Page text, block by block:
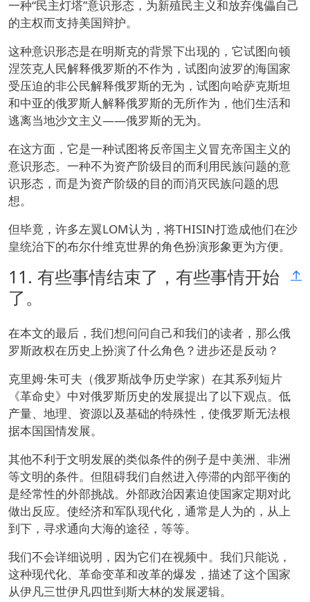
一种“民主灯塔”意识形态，为新殖民主义和放弃傀儡自己
的主权而支持美国辩护。
这种意识形态是在明斯克的背景下出现的，它试图向顿
涅茨克人民解释俄罗斯的不作为，试图向波罗的海国家
受压迫的非公民解释俄罗斯的无为，试图向哈萨克斯坦
和中亚的俄罗斯人解释俄罗斯的无所作为，他们生活和
逃离当地沙文主义——俄罗斯的无为。
在这方面，它是一种试图将反帝国主义冒充帝国主义的
意识形态。一种不为资产阶级目的而利用民族问题的意
识形态，而是为资产阶级的目的而消灭民族问题的思
想。
但毕竟，许多左翼LOM认为，将THISIN打造成他们在沙
皇统治下的布尔什维克世界的角色扮演形象更为方便。
↑
11. 有些事情结束了，有些事情开始
了。
在本文的最后，我们想问问自己和我们的读者，那么俄
罗斯政权在历史上扮演了什么角色？进步还是反动？
克里姆·朱可夫（俄罗斯战争历史学家）在其系列短片
《革命史》中对俄罗斯历史的发展提出了以下观点。低
产量、地理、资源以及基础的特殊性，使俄罗斯无法根
据本国国情发展。
其他不利于文明发展的类似条件的例子是中美洲、非洲
等文明的条件。但阻碍我们自然进入停滞的内部平衡的
是经常性的外部挑战。外部政治因素迫使国家定期对此
做出反应。使经济和军队现代化，通常是人为的，从上
到下，寻求通向大海的途径，等等。
我们不会详细说明，因为它们在视频中。我们只能说，
这种现代化、革命变革和改革的爆发，描述了这个国家
从伊凡三世伊凡四世到斯大林的发展逻辑。